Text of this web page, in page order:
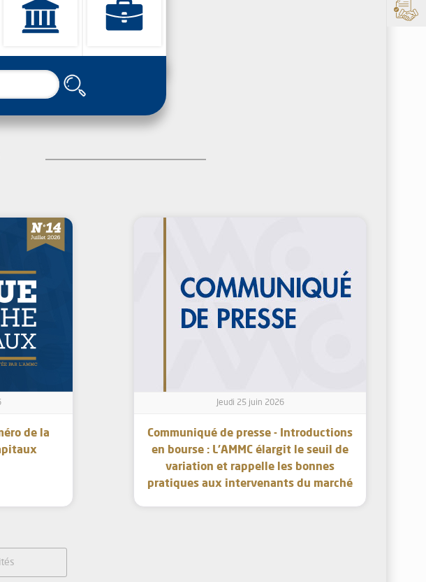
de la
Jeudi 25 juin 2026
Communiqué de presse - Introductions
en bourse : L’AMMC élargit le seuil de
variation et rappelle les bonnes
pratiques aux intervenants du marché